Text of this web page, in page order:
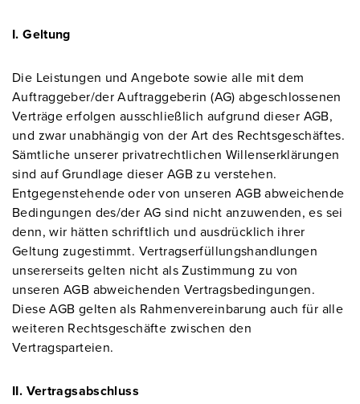
I. Geltung
Die Leistungen und Angebote sowie alle mit dem
Auftraggeber/der Auftraggeberin (AG) abgeschlossenen
Verträge erfolgen ausschließlich aufgrund dieser AGB,
und zwar unabhängig von der Art des Rechtsgeschäftes.
Sämtliche unserer privatrechtlichen Willenserklärungen
sind auf Grundlage dieser AGB zu verstehen.
Entgegenstehende oder von unseren AGB abweichende
Bedingungen des/der AG sind nicht anzuwenden, es sei
denn, wir hätten schriftlich und ausdrücklich ihrer
Geltung zugestimmt. Vertragserfüllungshandlungen
unsererseits gelten nicht als Zustimmung zu von
unseren AGB abweichenden Vertragsbedingungen.
Diese AGB gelten als Rahmenvereinbarung auch für alle
weiteren Rechtsgeschäfte zwischen den
Vertragsparteien.
II. Vertragsabschluss